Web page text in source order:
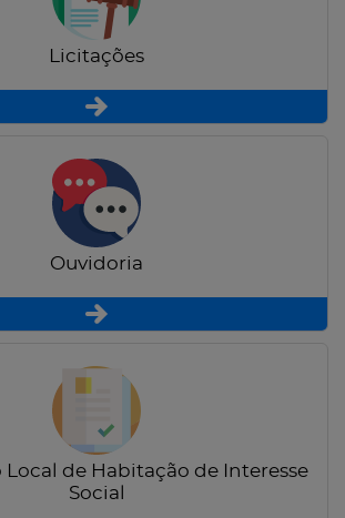
Licitações
Ouvidoria
Local de Habitação de Interesse
Social